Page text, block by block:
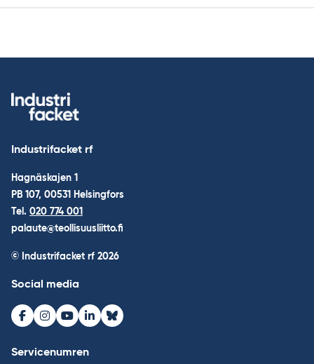
Industrifacket rf
Hagnäskajen 1
PB 107, 00531 Helsingfors
Tel. 020 774 001
palaute@teollisuusliitto.fi
© Industrifacket rf 2026
Social media
Facebook
Instagram
Youtube
LinkedInBluesky
Servicenumren